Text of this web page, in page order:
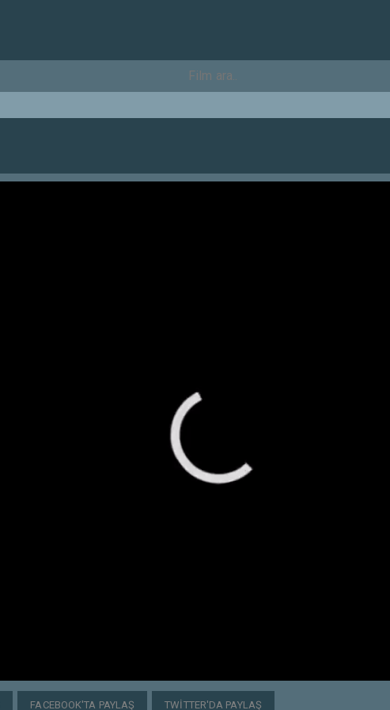
FACEBOOK'TA PAYLAŞ TWITTER'DA PAYLAŞ